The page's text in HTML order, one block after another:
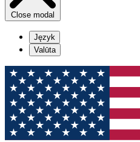
Close modal
Język
Valūta